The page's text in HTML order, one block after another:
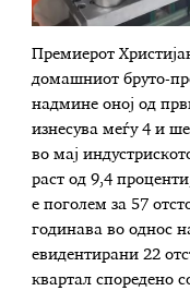
Премиерот
домашниот бруто-
надмине оној од
изнесува меѓу 4 и
во мај
раст од 9,4
е поголем за 57
годинава во однос
евидентирани 22
квартал споредено